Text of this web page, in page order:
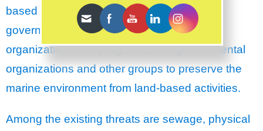
based on the commitment of national
governments, international and regional
organizations and programs, non-governmental
organizations and other groups to preserve the
marine environment from land-based activities.
Among the existing threats are sewage, physical